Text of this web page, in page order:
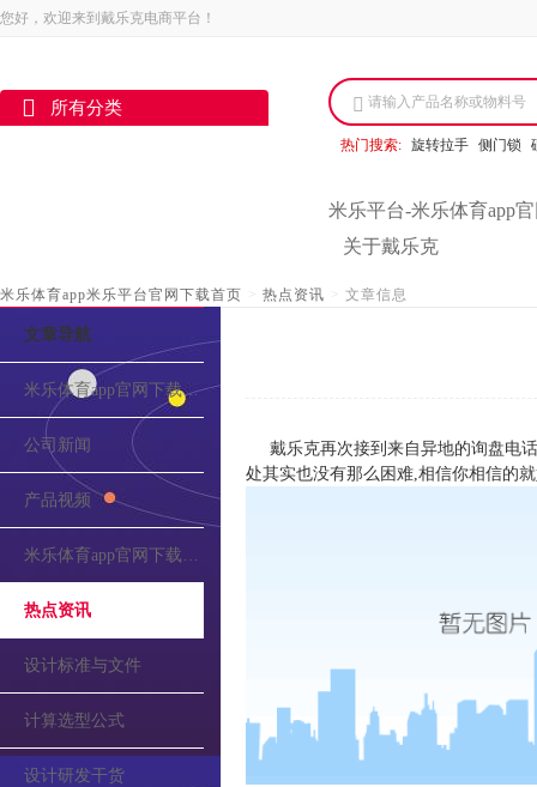
您好，欢迎来到戴乐克电商平台！
所有分类 请输入产品名称或物料号
热门搜索: 旋转拉手 侧门锁
米乐平台-米乐体育app
关于戴乐克
米乐体育app米乐平台官网下载首页 > 热点资讯 > 文章信息
文章导航
米乐体育app官网下载的介绍
公司新闻
产品视频
米乐体育app官网下载的公告
热点资讯
设计标准与文件
计算选型公式
设计研发干货
戴乐克再次接到来自异地的询盘电
处其实也没有那么困难,相信你相信的